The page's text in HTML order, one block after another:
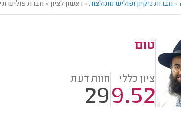
> חברות ניקיון ופוליש מומלצות> ראשון לציון > חברת פוליש
טום
ציון כללי
9.52
חוות דעת
29